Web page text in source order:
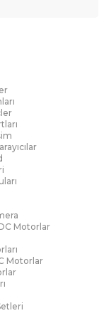
Motorlar
Motorlar